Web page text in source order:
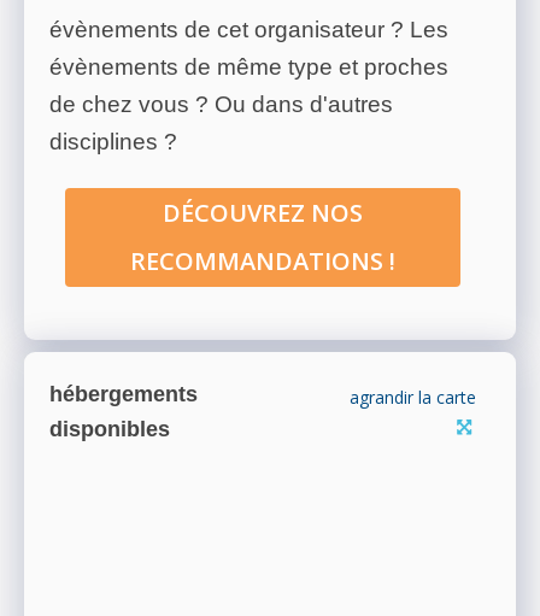
évènements de cet organisateur ? Les
évènements de même type et proches
de chez vous ? Ou dans d'autres
disciplines ?
DÉCOUVREZ NOS
RECOMMANDATIONS !
hébergements
disponibles
agrandir la carte